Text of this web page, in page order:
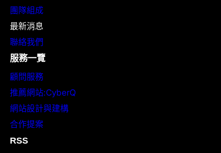
團隊組成
最新消息
聯絡我們
服務一覽
顧問服務
推薦網站:CyberQ
網站設計與建構
合作提案
RSS